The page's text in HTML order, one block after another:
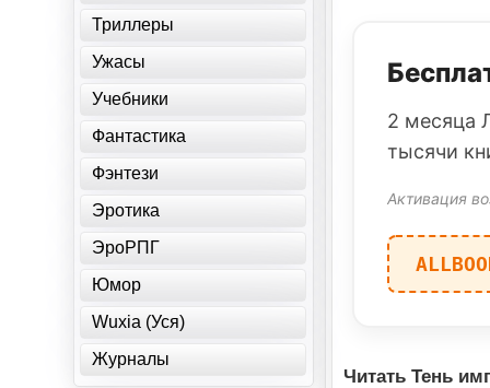
2 месяца
тысячи
Активация
Читать Тень
Триллеры
Ужасы
Учебники
Фантастика
Фэнтези
Эротика
ЭроРПГ
Юмор
Wuxia (Уся)
Журналы